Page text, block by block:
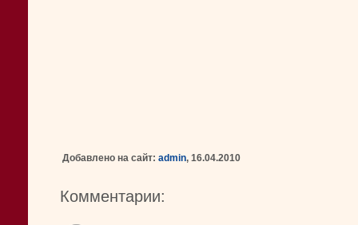
Добавлено на сайт: admin, 16.04.2010
Комментарии: